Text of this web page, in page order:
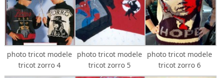
photo tricot modele
tricot zorro 4
photo tricot modele
tricot zorro 5
photo tricot modele
tricot zorro 6